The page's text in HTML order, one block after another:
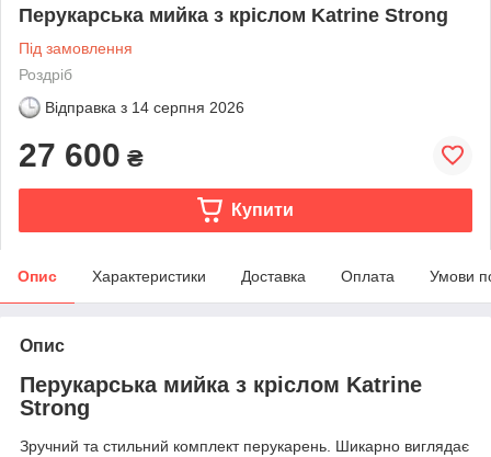
Перукарська мийка з кріслом Katrine Strong
Під замовлення
Роздріб
Відправка з 14 серпня 2026
27 600 ₴
Купити
Опис Характеристики Доставка Оплата Умови
Опис
Перукарська мийка з кріслом Katrine
Strong
Зручний та стильний комплект перукарень. Шикарно виглядає